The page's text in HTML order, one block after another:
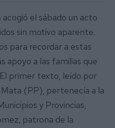
el sábado un acto
sin motivo aparente.
para recordar a estas
apoyo a las familias que
primer texto, leído por
Mata (PP), pertenecía a la
y Provincias,
patrona de la